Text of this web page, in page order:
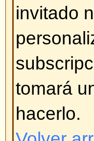
¡Perdí mi
¡No se
enviar
Conectarse
Siga las
de inmediato.
Volver arriba